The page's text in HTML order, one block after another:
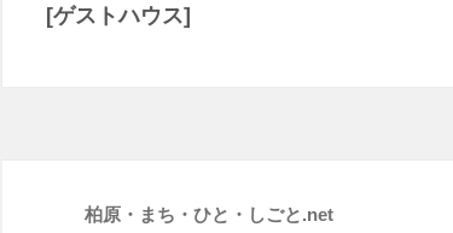
[ゲストハウス]
柏原・まち・ひと・しごと.net